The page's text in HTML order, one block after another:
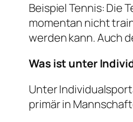
Beispiel Tennis: Die
momentan nicht
werden kann. Auch
Was ist unter
Unter
primär in